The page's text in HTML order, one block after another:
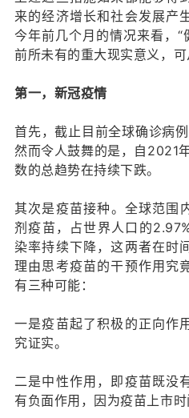
来的经济增长和社会发展产
今年前几个月的情况来看，
前所未有的重大现实意义，可
第一，新冠疫情
首先，截止目前全球确诊病
然而令人鼓舞的是，自2021
数的总趋势在持续下跌。
其次是疫苗接种。全球范围
剂疫苗，占世界人口的
染率持续下降，这两者在时
理由思考疫苗的干预作用究
有三种可能：
一是疫苗起了积极的正向作
究证实。
二是中性作用，即疫苗既没
有负面作用，因为疫苗上市时